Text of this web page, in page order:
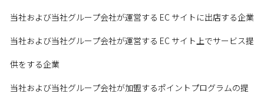
当社および当社グループ会社が運営する EC サイトに出店する企業
当社および当社グループ会社が運営する EC サイト上でサービス提
供をする企業
当社および当社グループ会社が加盟するポイントプログラムの提